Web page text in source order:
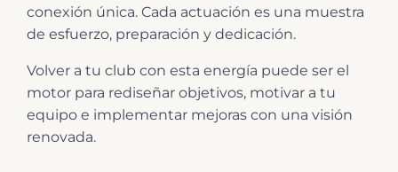
conexión única. Cada actuación es una muestra
de esfuerzo, preparación y dedicación.
Volver a tu club con esta energía puede ser el
motor para rediseñar objetivos, motivar a tu
equipo e implementar mejoras con una visión
renovada.